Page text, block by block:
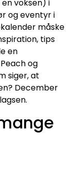
voksen) i
og eventyr i
måske
tips
en
og
siger, at
December